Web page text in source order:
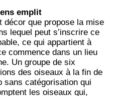
emplit
décor que propose la mise
lequel peut s’inscrire ce
ce qui appartient à
commence dans un lieu
Un groupe de six
des oiseaux à la fin de
sans catégorisation qui
les oiseaux qui,